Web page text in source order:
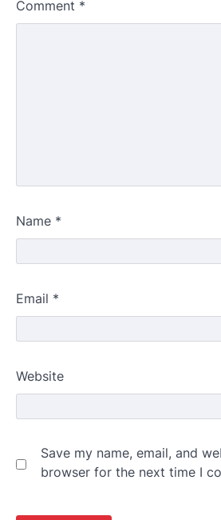
Comment *
Name *
Email *
Website
Save my name, email, and
browser for the next time I